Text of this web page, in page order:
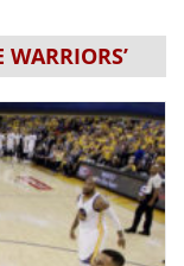
WARRIORS’